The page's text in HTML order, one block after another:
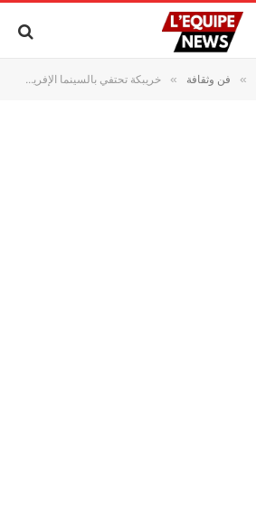
» فن وثقافة » خريبكة تحتفي بالسينما الإفريقية في دورتها الـ26.. منصة للإبداع والحوار الثقافي